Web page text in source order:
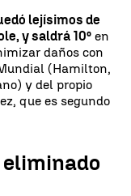
lejísimos de
y saldrá 10º en
daños con
(Hamilton,
y del propio
que es segundo